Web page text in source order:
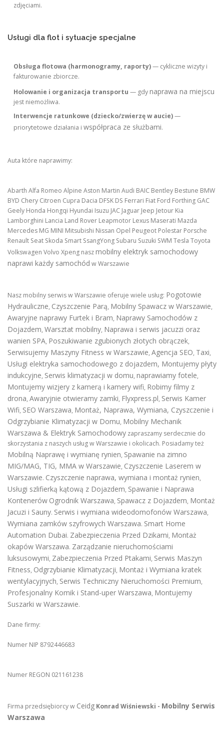
zdjęciami.
Usługi dla flot i sytuacje specjalne
Obsługa flotowa (harmonogramy, raporty)— cykliczne wizyty i
fakturowanie zbiorcze.
Holowanie i organizacja transportu — gdynaprawa na miejscu
jest niemożliwa.
Interwencje ratunkowe (dziecko/zwierzę w aucie)—
priorytetowe działania iwspółpraca ze służbami.
Auta które naprawimy:
Abarth Alfa Romeo Alpine Aston Martin Audi BAIC Bentley Bestune BMW
BYD Chery Citroen Cupra Dacia DFSK DS Ferrari Fiat Ford Forthing GAC
Geely Honda Hongqi Hyundai Isuzu JAC Jaguar Jeep Jetour Kia
Lamborghini Lancia Land Rover Leapmotor Lexus Maserati Mazda
Mercedes MG MINI Mitsubishi Nissan Opel Peugeot Polestar Porsche
Renault Seat Skoda Smart SsangYong Subaru Suzuki SWM Tesla Toyota
Volkswagen Volvo Xpeng naszmobilny elektryk samochodowy
naprawi każdy samochód w Warszawie
Nasz mobilny serwis w Warszawie oferuje wiele usług: Pogotowie
Hydrauliczne, Czyszczenie Parą, Mobilny Spawacz w Warszawie,
Awaryjne naprawy Furtek i Bram, Naprawy Samochodów z
Dojazdem, Warsztat mobilny, Naprawa i serwis jacuzzi oraz
wanien SPA, Poszukiwanie zgubionych złotych obrączek,
Serwisujemy Maszyny Fitness w Warszawie, Agencja SEO, Taxi,
Usługi elektryka samochodowego z dojazdem, Montujemy płyty
indukcyjne, Serwis klimatyzacji w domu, naprawiamy fotele,
Montujemy wizjery z kamerą i kamery wifi, Robimy filmy z
drona, Awaryjnie otwieramy zamki, Flyxpress.pl, Serwis Kamer
Wifi, SEO Warszawa, Montaż, Naprawa, Wymiana, Czyszczenie i
Odgrzybianie Klimatyzacji w Domu, Mobilny Mechanik
Warszawa & Elektryk Samochodowy zapraszamy serdecznie do
skorzystania z naszych usług w Warszawie i okolicach. Posiadamy też
Mobilną Naprawę i wymianę rynien, Spawanie na zimno
MIG/MAG, TIG, MMA w Warszawie, Czyszczenie Laserem w
Warszawie. Czyszczenie naprawa, wymiana i montaż rynien,
Usługi szlifierką kątową z Dojazdem, Spawanie i Naprawa
Kontenerów Ogrodnik Warszawa, Spawacz z Dojazdem, Montaż
Jacuzi i Sauny. Serwis i wymiana wideodomofonów Warszawa,
Wymiana zamków szyfrowych Warszawa. Smart Home
Automation Dubai. Zabezpieczenia Przed Dzikami, Montaż
okapów Warszawa. Zarządzanie nieruchomościami
luksusowymi, Zabezpieczenia Przed Ptakami, Serwis Maszyn
Fitness, Odgrzybianie Klimatyzacji, Montaż i Wymiana kratek
wentylacyjnych, Serwis Techniczny Nieruchomości Premium,
Profesjonalny Komik i Stand-uper Warszawa, Montujemy
Suszarki w Warszawie.
Dane firmy:
Numer NIP 8792446683
Numer REGON 021161238
Firma przedsiębiorcy w Ceidg Konrad Wiśniewski - Mobilny Serwis
Warszawa